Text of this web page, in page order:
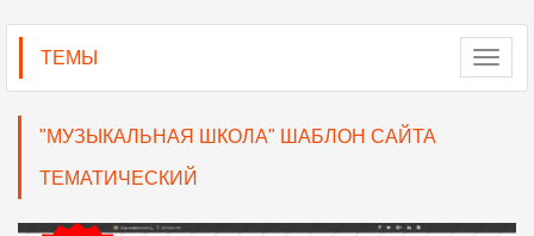
ТЕМЫ
"МУЗЫКАЛЬНАЯ ШКОЛА" ШАБЛОН САЙТА
ТЕМАТИЧЕСКИЙ